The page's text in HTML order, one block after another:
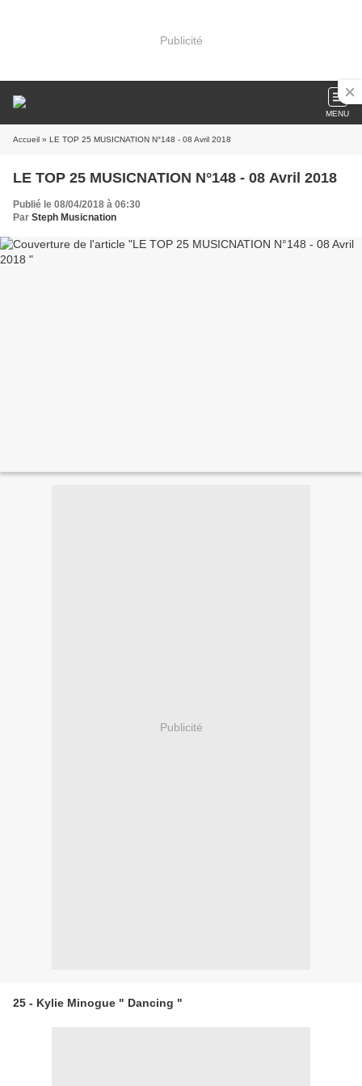
Publicité
MENU
Accueil » LE TOP 25 MUSICNATION N°148 - 08 Avril 2018
LE TOP 25 MUSICNATION N°148 - 08 Avril 2018
Publié le 08/04/2018 à 06:30
Par Steph Musicnation
Publicité
25 - Kylie Minogue " Dancing "